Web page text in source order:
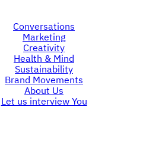
Conversations
Marketing
Creativity
Health & Mind
Sustainability
Brand Movements
About Us
Let us interview You